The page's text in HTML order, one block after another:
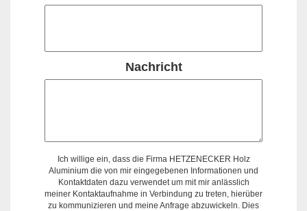
Nachricht
Ich willige ein, dass die Firma HETZENECKER Holz
Aluminium die von mir eingegebenen Informationen und
Kontaktdaten dazu verwendet um mit mir anlässlich
meiner Kontaktaufnahme in Verbindung zu treten, hierüber
zu kommunizieren und meine Anfrage abzuwickeln. Dies